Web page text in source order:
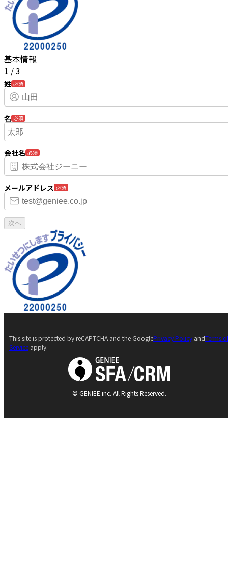
基本情報
1 /3
姓 必須
名 必須
会社名 必須
メールアドレス 必須
次へ
© GENIEE.inc. All Rights Reserved.
This site is protected by reCAPTCHA and the GooglePrivacy Policy andTerms
Service apply.